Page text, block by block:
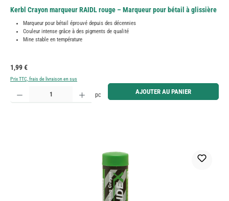
Kerbl Crayon marqueur RAIDL rouge – Marqueur pour bétail à glissière
Marqueur pour bétail éprouvé depuis des décennies
Couleur intense grâce à des pigments de qualité
Mine stable en température
Prix régulier :
1,99 €
Prix TTC, frais de livraison en sus
Quantité de produit : Entrez la quantité souhaitée ou utilisez les boutons pour augmenter ou
pc AJOUTER AU PANIER